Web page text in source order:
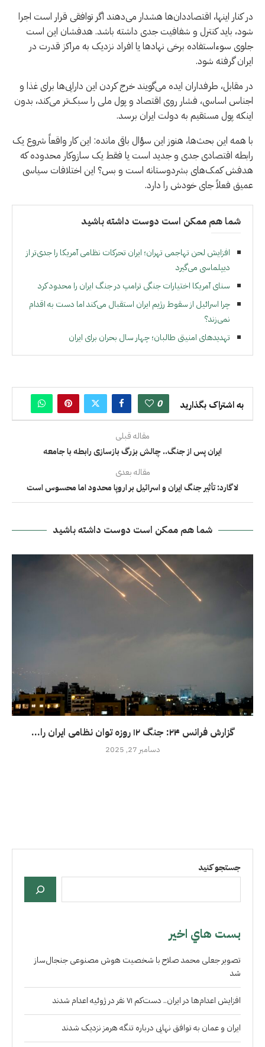
در کنار اینها، اقتصاددان‌ها هشدار می‌دهند اگر توافقی قرار است اجرا
شود، باید کنترل و شفافیت جدی داشته باشد. هدفشان این است
جلوی سوءاستفاده برخی نهادها یا افراد نزدیک به مراکز قدرت در
ایران گرفته شود.
در مقابل، طرفداران ایده می‌گویند خرج کردن این دارایی‌ها برای غذا و
اجناس اساسی، فشار روی اقتصاد و پول ملی را سبک‌تر می‌کند، بدون
اینکه پول مستقیم به دولت ایران برسد.
با همه این بحث‌ها، هنوز این سؤال باقی مانده: این کار واقعاً شروع یک
رابطه اقتصادی جدی و جدید است یا فقط یک سازوکار محدوده که
هدفش کمک‌های بشردوستانه است و بس؟ این اختلافات سیاسی
عمیق فعلاً جای خودش را دارد.
شما هم ممکن است دوست داشته باشید
افزایش لحن تهاجمی تهران؛ ایران تحرکات نظامی آمریکا را جدی‌تر از
دیپلماسی می‌گیرد
سنای آمریکا اختیارات جنگی ترامپ در جنگ ایران را محدود کرد
چرا اسرائیل از سقوط رژیم ایران استقبال می‌کند اما دست به اقدام
نمی‌زند؟
تهدیدهای امنیتی طالبان؛ چهار سال بحران برای ایران
به اشتراک بگذارید 0
مقاله قبلی
ایران پس از جنگ.. چالش بزرگ بازسازی رابطه با جامعه
مقاله بعدی
لاگارد: تأثیر جنگ ایران و اسرائیل بر اروپا محدود اما محسوس است
شما هم ممکن است دوست داشته باشید
گزارش فرانس ۲۴: جنگ ۱۲ روزه توان نظامی ایران را...
دسامبر 27, 2025
جستجو کنید
بست هاي اخير
تصویر جعلی محمد صلاح با شخصیت هوش مصنوعی جنجال‌ساز
شد
افزایش اعدام‌ها در ایران.. دست‌کم ۷۱ نفر در ژوئیه اعدام شدند
ایران و عمان به توافق نهایی درباره تنگه هرمز نزدیک شدند